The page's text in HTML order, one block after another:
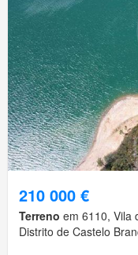
210 000 €
Terreno em 6110, Vila
Distrito de Castelo